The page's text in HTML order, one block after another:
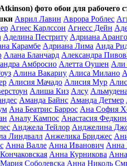
фото обои для рабочего
Аврил Лавин Аврора Роблес
Агнес Карлссон Агнесс Дейн
Аделина Пестриту Адриана Аранго
Карамбе Адриана Лима Аида
Алана Бланчард Александра
Амбросио Алетта Оушен Али
Алина Вакариу Алиса Милано
Алисия Мачадо Алисия Мур
Алиша Киз Алсу
Аманда Байнс Аманда Детмер
Ана Беатрис Баррос Ана София
Аналу Кампос Анастасия
Анджела Тейлор Анджелина
Линдвалл Анжелика Бриджес
Анна Валле Анна Иванович Анна
Анна Курникова
Соболевска Анна Николь